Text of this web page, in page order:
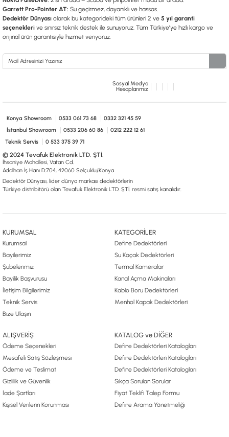
Garrett Pro-Pointer AT: Su geçirmez, dayanıklı ve hassas.
Dedektör Dünyası olarak bu kategorideki tüm ürünleri 2 ve 5 yıl garanti
seçenekleri ve sınırsız teknik destek ile sunuyoruz. Tüm Türkiye’ye hızlı kargo ve
orijinal ürün garantisiyle hizmet veriyoruz.
Sosyal Medya
Hesaplarımız
Konya Showroom 0533 061 73 68
0332 321 45 59
İstanbul Showroom
0533 206 60 86
0212 222 12 61
Teknik Servis
0 533 375 39 71
© 2024 Tevafuk Elektronik LTD. ŞTİ.
İhsaniye Mahallesi, Vatan Cd.
Adalhan İş Hanı D:704, 42060 Selçuklu/Konya
Dedektör Dünyası, lider dünya markası dedektörlerin
Türkiye distribitörü olan Tevafuk Elektronik LTD. ŞTİ. resmi satış kanalıdır.
KURUMSAL
Kurumsal
Bayilerimiz
Şubelerimiz
Bayilik Başvurusu
İletişim Bilgilerimiz
Teknik Servis
Bize Ulaşın
KATEGORİLER
Define Dedektörleri
Su Kaçak Dedektörleri
Termal Kameralar
Kanal Açma Makinaları
Kablo Boru Dedektörleri
Menhol Kapak Dedektörleri
ALIŞVERİŞ
Ödeme Seçenekleri
Mesafeli Satış Sözleşmesi
Ödeme ve Teslimat
Gizlilik ve Güvenlik
İade Şartları
Kişisel Verilerin Korunması
KATALOG ve DİĞER
Define Dedektörleri Katalogları
Define Dedektörleri Katalogları
Define Dedektörleri Katalogları
Sıkça Sorulan Sorular
Fiyat Teklifi Talep Formu
Define Arama Yönetmeliği